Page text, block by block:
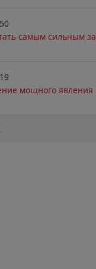
самым сильным за
мощного явления